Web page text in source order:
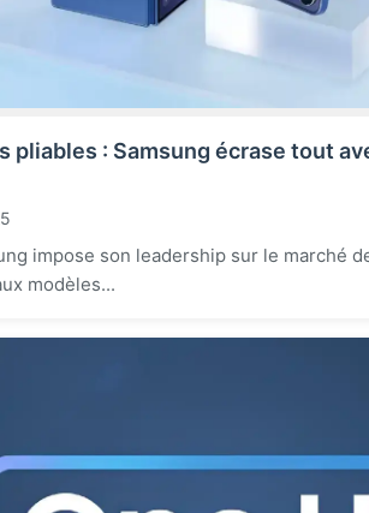
pliables : Samsung écrase tout
impose son leadership sur le marché
modèles...